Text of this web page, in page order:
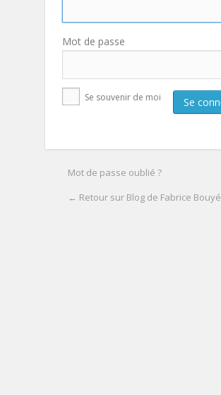
Mot de passe
Se souvenir de moi
Mot de passe oublié ?
← Retour sur Blog de Fabrice Bouyé